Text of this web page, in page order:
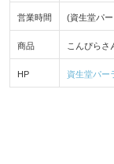
営業時間 (資生堂パ
商品 こんぴらさ
HP 資生堂パー